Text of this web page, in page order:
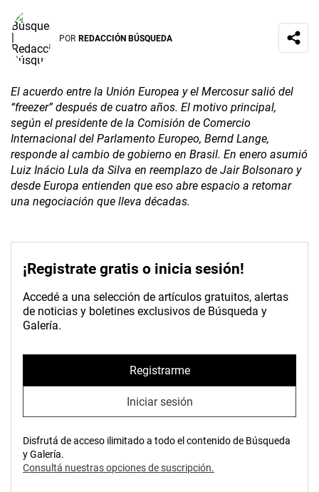
POR REDACCIÓN BÚSQUEDA
El acuerdo entre la Unión Europea y el Mercosur salió del
“freezer” después de cuatro años. El motivo principal,
según el presidente de la Comisión de Comercio
Internacional del Parlamento Europeo, Bernd Lange,
responde al cambio de gobierno en Brasil. En enero asumió
Luiz Inácio Lula da Silva en reemplazo de Jair Bolsonaro y
desde Europa entienden que eso abre espacio a retomar
una negociación que lleva décadas.
¡Registrate gratis o inicia sesión!
Accedé a una selección de artículos gratuitos, alertas
de noticias y boletines exclusivos de Búsqueda y
Galería.
Registrarme
Iniciar sesión
Disfrutá de acceso ilimitado a todo el contenido de Búsqueda
y Galería.
Consultá nuestras opciones de suscripción.